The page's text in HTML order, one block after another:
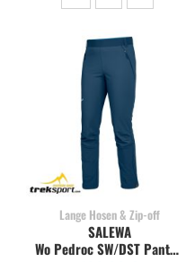
Lange Hosen & Zip-off
Wo Pedroc SW/DST Pants poseidon
SALEWA